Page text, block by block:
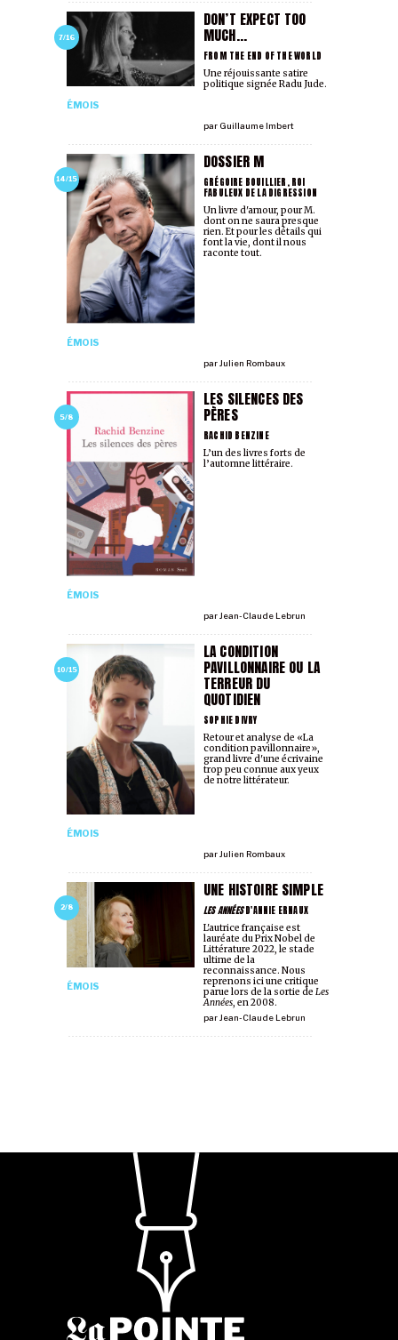
7/16
DON’T EXPECT TOO
MUCH...
FROM THE END OF THE WORLD
ÉMOIS
par Guillaume Imbert
Une réjouissante satire
politique signée Radu Jude.
14/15
DOSSIER M
GRÉGOIRE BOUILLIER, ROI
FABULEUX DE LA DIGRESSION
ÉMOIS
parJulien Rombaux
Un livre d'amour, pour M.
dont on ne saura presque
rien. Et pour les détails qui
font la vie, dont il nous
raconte tout.
5/8
LES SILENCES DES
PÈRES
RACHID BENZINE
ÉMOIS
par Jean-Claude Lebrun
L’un des livres forts de
l’automne littéraire.
10/15
LA CONDITION
PAVILLONNAIRE OU LA
TERREUR DU
QUOTIDIEN
SOPHIE DIVRY
ÉMOIS
par Julien Rombaux
Retour et analyse de «La
condition pavillonnaire»,
grand livre d'une écrivaine
trop peu connue aux yeux
de notre littérateur.
2/8
UNE HISTOIRE SIMPLE
LES ANNÉESD'ANNIE ERNAUX
ÉMOIS
par Jean-Claude Lebrun
L'autrice française est
lauréate du Prix Nobel de
Littérature 2022, le stade
ultime de la
reconnaissance. Nous
reprenons ici une critique
parue lors de la sortie de Les
Années, en 2008.